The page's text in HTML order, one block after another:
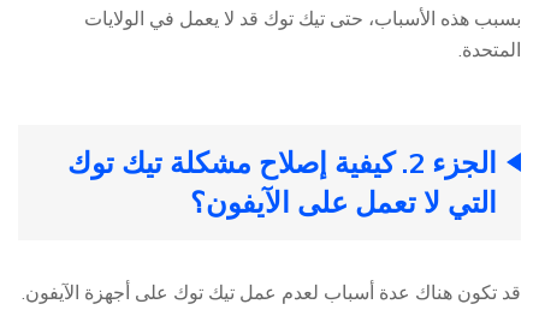
بسبب هذه الأسباب، حتى تيك توك قد لا يعمل في الولايات
المتحدة.
الجزء 2. كيفية إصلاح مشكلة تيك توك
التي لا تعمل على الآيفون؟
قد تكون هناك عدة أسباب لعدم عمل تيك توك على أجهزة الآيفون.